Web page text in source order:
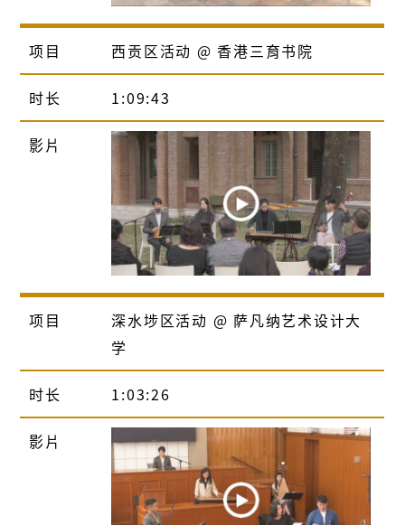
项目 西贡区活动 @ 香港三育书院
时长 1:09:43
影片
项目
深水埗区活动 @ 萨凡纳艺术设计大
学
时长 1:03:26
影片